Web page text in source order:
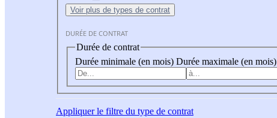
Voir plus de types de contrat
DURÉE DE CONTRAT
Durée de contrat
Durée minimale (en mois) Durée maximale (en mois)
Appliquerle filtre du type de contrat